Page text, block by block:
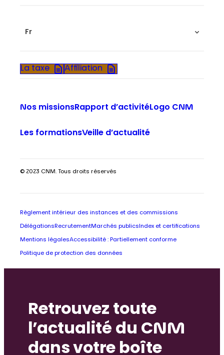
Fr
La taxe Affiliation
Nos missionsRapport d’activitéLogo CNM
Les formationsVeille d’actualité
© 2023 CNM. Tous droits réservés
Règlement intérieur des instances et des commissions
Délégations RecrutementMarchés publics Index et certifications
Mentions légalesAccessibilité : Partiellement conforme
Politique de protection des données
Retrouvez toute
l’actualité du CNM
dans votre boîte